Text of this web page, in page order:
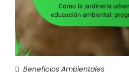
Beneficios Ambientales